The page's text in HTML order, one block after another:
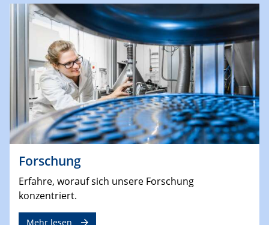
Forschung
Erfahre, worauf sich unsere Forschung
konzentriert.
Mehr lesen